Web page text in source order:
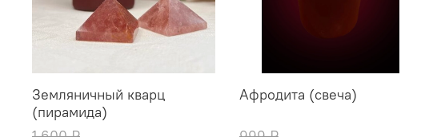
Земляничный кварц
(пирамида)
Афродита (свеча)